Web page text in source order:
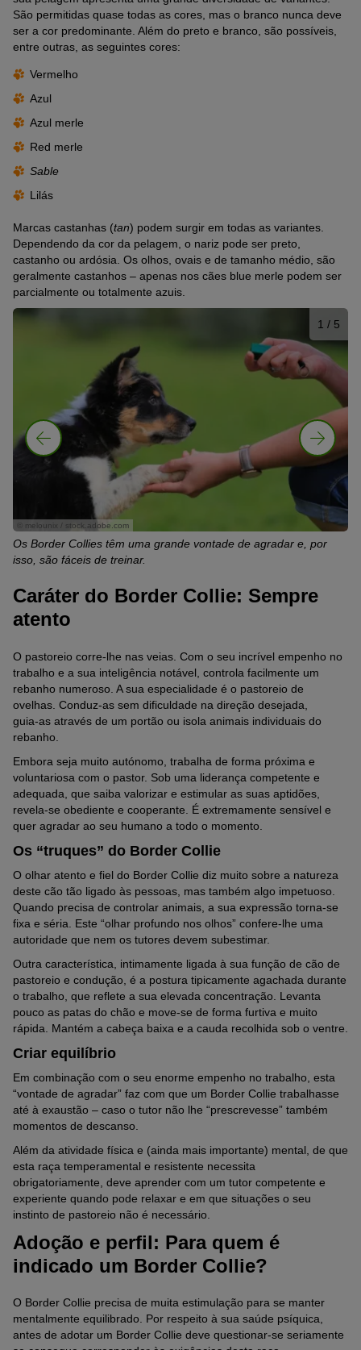
São permitidas quase todas as cores, mas o branco nunca deve
ser a cor predominante. Além do preto e branco, são possíveis,
entre outras, as seguintes cores:
Vermelho
Azul
Azul merle
Red merle
Sable
Lilás
Marcas castanhas (tan) podem surgir em todas as variantes.
Dependendo da cor da pelagem, o nariz pode ser preto,
castanho ou ardósia. Os olhos, ovais e de tamanho médio, são
geralmente castanhos – apenas nos cães blue merle podem ser
parcialmente ou totalmente azuis.
1 / 5
© melounix / stock.adobe.com
Os Border Collies têm uma grande vontade de agradar e, por
isso, são fáceis de treinar.
Caráter do Border Collie: Sempre
atento
O pastoreio corre-lhe nas veias. Com o seu incrível empenho no
trabalho e a sua inteligência notável, controla facilmente um
rebanho numeroso. A sua especialidade é o pastoreio de
ovelhas. Conduz‑as sem dificuldade na direção desejada,
guia‑as através de um portão ou isola animais individuais do
rebanho.
Embora seja muito autónomo, trabalha de forma próxima e
voluntariosa com o pastor. Sob uma liderança competente e
adequada, que saiba valorizar e estimular as suas aptidões,
revela-se obediente e cooperante. É extremamente sensível e
quer agradar ao seu humano a todo o momento.
Os “truques” do Border Collie
O olhar atento e fiel do Border Collie diz muito sobre a natureza
deste cão tão ligado às pessoas, mas também algo impetuoso.
Quando precisa de controlar animais, a sua expressão torna-se
fixa e séria. Este “olhar profundo nos olhos” confere-lhe uma
autoridade que nem os tutores devem subestimar.
Outra característica, intimamente ligada à sua função de cão de
pastoreio e condução, é a postura tipicamente agachada durante
o trabalho, que reflete a sua elevada concentração. Levanta
pouco as patas do chão e move-se de forma furtiva e muito
rápida. Mantém a cabeça baixa e a cauda recolhida sob o ventre.
Criar equilíbrio
Em combinação com o seu enorme empenho no trabalho, esta
“vontade de agradar” faz com que um Border Collie trabalhasse
até à exaustão – caso o tutor não lhe “prescrevesse” também
momentos de descanso.
Além da atividade física e (ainda mais importante) mental, de que
esta raça temperamental e resistente necessita
obrigatoriamente, deve aprender com um tutor competente e
experiente quando pode relaxar e em que situações o seu
instinto de pastoreio não é necessário.
Adoção e perfil: Para quem é
indicado um Border Collie?
O Border Collie precisa de muita estimulação para se manter
mentalmente equilibrado. Por respeito à sua saúde psíquica,
antes de adotar um Border Collie deve questionar-se seriamente